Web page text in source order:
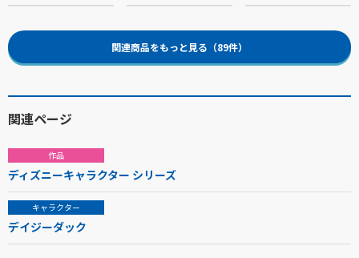
関連商品をもっと見る（89件）
関連ページ
作品
ディズニーキャラクター シリーズ
キャラクター
デイジーダック